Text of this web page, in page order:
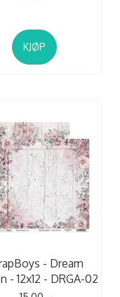
KJØP
- Dream
- 12x12 - DRGA-02